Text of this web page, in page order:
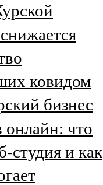
ковидом
бизнес
онлайн: что
студия и как